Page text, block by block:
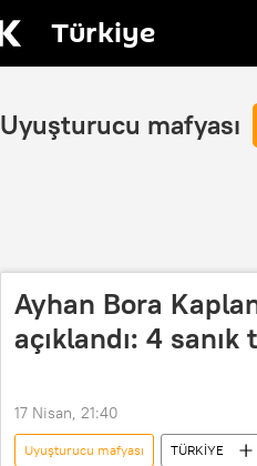
Türkiye
Uyuşturucu mafyası
Ayhan Bora
açıklandı: 4
17 Nisan, 21:40
Uyuşturucu mafyası TÜRKİYE